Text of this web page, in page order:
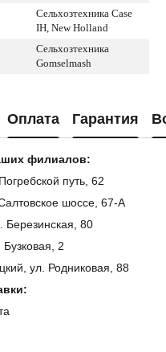
Сельхозтехника Case
IH, New Holland
Сельхозтехника
Gomselmash
Оплата Гарантия
филиалов:
путь, 62
шоссе, 67-А
80
2
ул. Родниковая, 88